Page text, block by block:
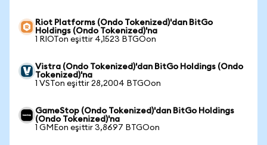
Riot Platforms (Ondo Tokenized)'dan BitGo
Holdings (Ondo Tokenized)'na
1 RIOTon eşittir 4,1523 BTGOon
Vistra (Ondo Tokenized)'dan BitGo Holdings (Ondo
Tokenized)'na
1 VSTon eşittir 28,2004 BTGOon
GameStop (Ondo Tokenized)'dan BitGo Holdings
(Ondo Tokenized)'na
1 GMEon eşittir 3,8697 BTGOon